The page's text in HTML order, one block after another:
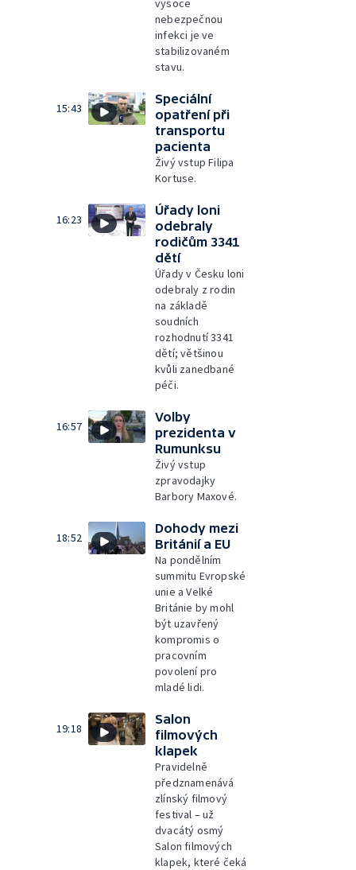
vysoce
nebezpečnou
infekci je ve
stabilizovaném
stavu.
15:43
Speciální
opatření při
transportu
pacienta
Živý vstup Filipa
Kortuse.
16:23
Úřady loni
odebraly
rodičům 3341
dětí
Úřady v Česku loni
odebraly z rodin
na základě
soudních
rozhodnutí 3341
dětí; většinou
kvůli zanedbané
péči.
16:57
Volby
prezidenta v
Rumunksu
Živý vstup
zpravodajky
Barbory Maxové.
18:52
Dohody mezi
Británií a EU
Na pondělním
summitu Evropské
unie a Velké
Británie by mohl
být uzavřený
kompromis o
pracovním
povolení pro
mladé lidi.
19:18
Salon
filmových
klapek
Pravidelně
předznamenává
zlínský filmový
festival – už
dvacátý osmý
Salon filmových
klapek, které čeká